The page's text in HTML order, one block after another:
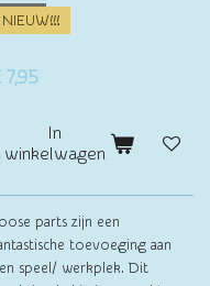
NIEUW!!!
7,95
In
winkelwagen
parts zijn een
toevoeging aan
speel/ werkplek. Dit